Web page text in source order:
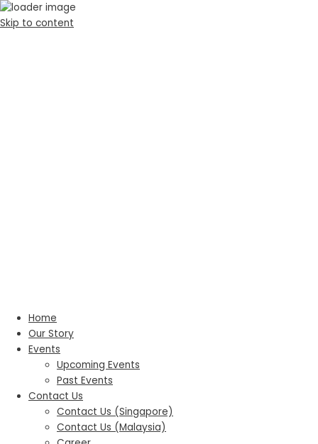
Skip to content
Home
Our Story
Events
Upcoming Events
Past Events
Contact Us
Contact Us (Singapore)
Contact Us (Malaysia)